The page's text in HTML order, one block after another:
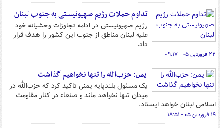
تداوم حملات رژیم صهیونیستی به جنوب لبنان
رژیم صهیونیستی در ادامه تجاوزات وحشیانه خود
علیه لبنان مناطق از جنوب این کشور را هدف قرار
داد.
۲۲ فروردین ۰۵ - ۰۹:۱۷
یمن: حزب‌الله را تنها نخواهیم گذاشت
یک مسئول بلندپایه یمنی تاکید کرد که حزب‌الله در
میدان تنها نخواهد ماند و صنعاء در کنار مقاومت
اسلامی لبنان خواهد ایستاد.
۱۹ فروردین ۰۵ - ۱۸:۵۱